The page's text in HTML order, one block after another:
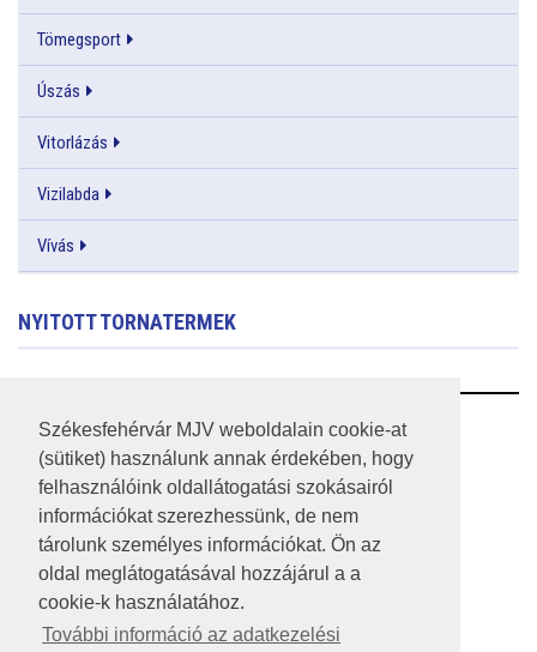
Székesfehérvár MJV weboldalain cookie-at
(sütiket) használunk annak érdekében, hogy
felhasználóink oldallátogatási szokásairól
információkat szerezhessünk, de nem
tárolunk személyes információkat. Ön az
oldal meglátogatásával hozzájárul a a
cookie-k használatához.
További információ az adatkezelési
Tömegsport
Úszás
Vitorlázás
Vizilabda
Vívás
NYITOTT TORNATERMEK
RSS
A HONLAP 2017.03.31-I ÁLLAPOTA
JOGI NYILATKOZAT
IMPRESSZUM